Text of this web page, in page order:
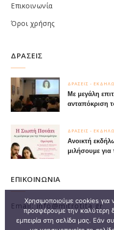
Επικοινωνία
Όροι χρήσης
ΔΡΑΣΕΙΣ
Με μεγάλη
ανταπόκριση
ΔΡΑΣΕΙΣ -
Ανοικτή
μιλήσουμε
ΔΡΑΣΕΙΣ -
ΕΠΙΚΟΙΝΩΝΙΑ
Email: info@mitrotita.gr
Χρησιμοποιούμε cookies για
προσφέρουμε την καλύτερη
εμπειρία στη σελίδα μας. Εάν